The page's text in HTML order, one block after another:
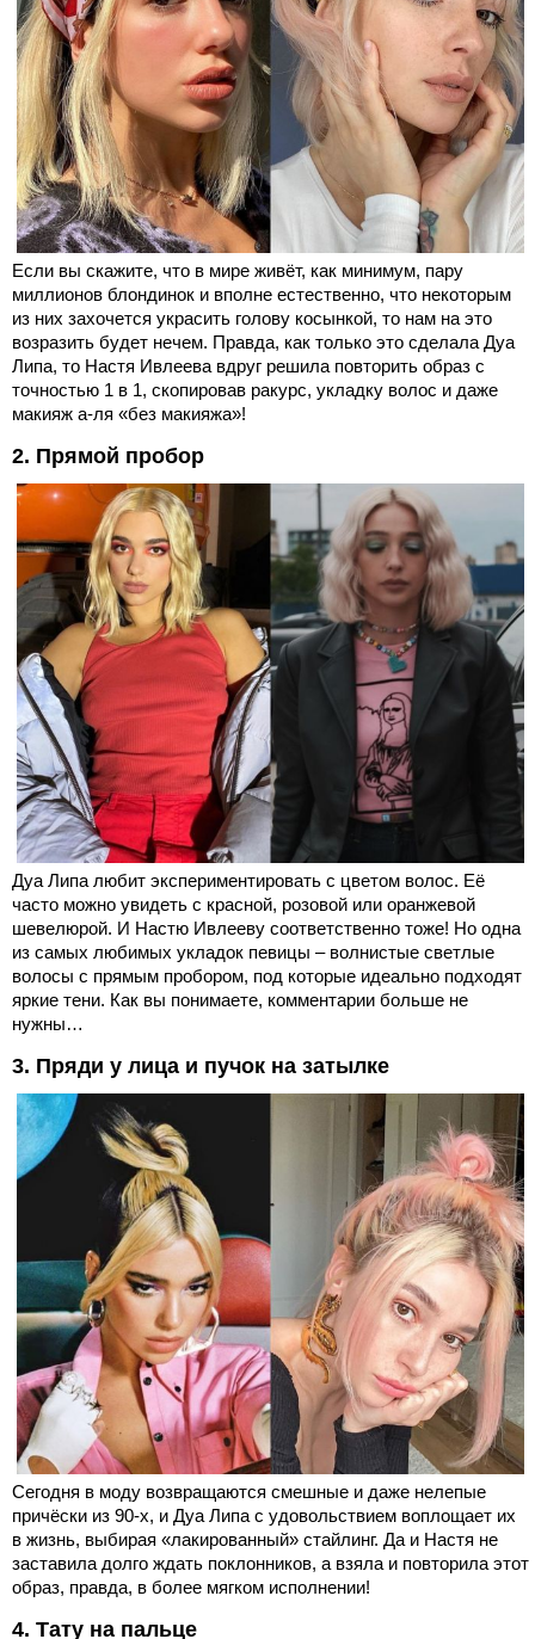
Если вы скажите, что в мире живёт, как минимум, пару
миллионов блондинок и вполне естественно, что некоторым
из них захочется украсить голову косынкой, то нам на это
возразить будет нечем. Правда, как только это сделала Дуа
Липа, то Настя Ивлеева вдруг решила повторить образ с
точностью 1 в 1, скопировав ракурс, укладку волос и даже
макияж а-ля «без макияжа»!
2. Прямой пробор
Дуа Липа любит экспериментировать с цветом волос. Её
часто можно увидеть с красной, розовой или оранжевой
шевелюрой. И Настю Ивлееву соответственно тоже! Но одна
из самых любимых укладок певицы – волнистые светлые
волосы с прямым пробором, под которые идеально подходят
яркие тени. Как вы понимаете, комментарии больше не
нужны…
3. Пряди у лица и пучок на затылке
Сегодня в моду возвращаются смешные и даже нелепые
причёски из 90-х, и Дуа Липа с удовольствием воплощает их
в жизнь, выбирая «лакированный» стайлинг. Да и Настя не
заставила долго ждать поклонников, а взяла и повторила этот
образ, правда, в более мягком исполнении!
4. Тату на пальце